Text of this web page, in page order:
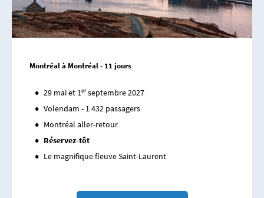
Montréal à Montréal - 11 jours
29 mai et 1ᵉʳ septembre 2027
Volendam - 1 432 passagers
Montréal aller-retour
Réservez-tôt
Le magnifique fleuve Saint-Laurent